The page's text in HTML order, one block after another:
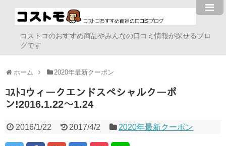
コストコのおすすめ商品やみんなの口コミ情報が探せるブロ
グです
ホーム 2020年最新クーポン
ｺｽﾄｺウィークエンドスペシャルクーポ
ン!2016.1.22～1.24
2016/1/22 2017/4/2 2020年最新クーポン